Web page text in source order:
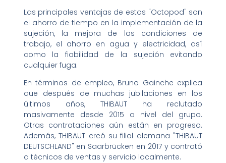
Las principales ventajas de estos "Octopod" son
el ahorro de tiempo en la implementación de la
sujeción, la mejora de las condiciones de
trabajo, el ahorro en agua y electricidad, así
como la fiabilidad de la sujeción evitando
cualquier fuga.
En términos de empleo, Bruno Gainche explica
que después de muchas jubilaciones en los
últimos años, THIBAUT ha reclutado
masivamente desde 2015 a nivel del grupo.
Otras contrataciones aún están en progreso.
Además, THIBAUT creó su filial alemana "THIBAUT
DEUTSCHLAND" en Saarbrücken en 2017 y contrató
a técnicos de ventas y servicio localmente.